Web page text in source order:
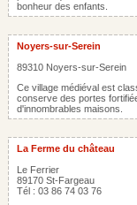
bonheur des enfants.
Noyers-sur-Serein
89310 Noyers-sur-Serein
Ce village médiéval est
conserve des portes
d'innombrables maisons.
La Ferme du château
Le Ferrier
89170 St-Fargeau
Tél : 03 86 74 03 76